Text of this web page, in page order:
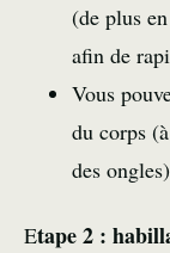
(de plus
afin de
Vous
du corps
des
Etape 2 :